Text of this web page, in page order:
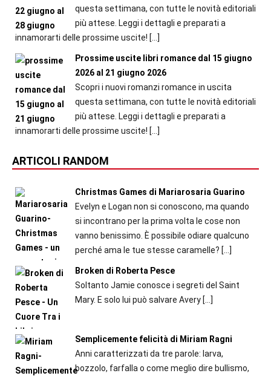
questa settimana, con tutte le novità editoriali
più attese. Leggi i dettagli e preparati a
innamorarti delle prossime uscite! […]
Prossime uscite libri romance dal 15 giugno
2026 al 21 giugno 2026
Scopri i nuovi romanzi romance in uscita
questa settimana, con tutte le novità editoriali
più attese. Leggi i dettagli e preparati a
innamorarti delle prossime uscite! […]
ARTICOLI RANDOM
Christmas Games di Mariarosaria Guarino
Evelyn e Logan non si conoscono, ma quando
si incontrano per la prima volta le cose non
vanno benissimo. È possibile odiare qualcuno
perché ama le tue stesse caramelle? […]
Broken di Roberta Pesce
Soltanto Jamie conosce i segreti del Saint
Mary. E solo lui può salvare Avery[…]
Semplicemente felicità di Miriam Ragni
Anni caratterizzati da tre parole: larva,
bozzolo, farfalla o come meglio dire bullismo,